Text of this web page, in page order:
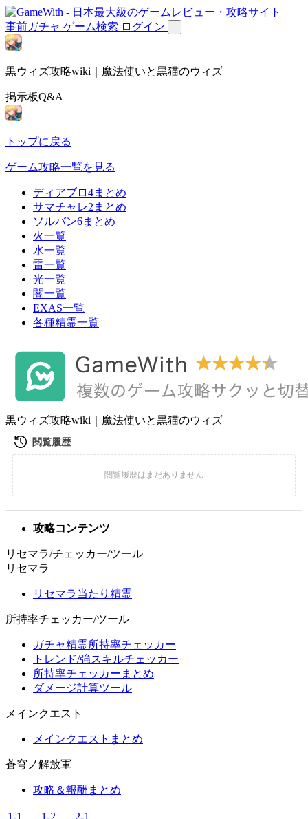
事前ガチャ ゲーム検索 ログイン
黒ウィズ攻略wiki｜魔法使いと黒猫のウィズ
掲示板Q&A
トップに戻る
ゲーム攻略一覧を見る
ディアブロ4まとめ
サマチャレ2まとめ
ソルバン6まとめ
火一覧
水一覧
雷一覧
光一覧
闇一覧
EXAS一覧
各種精霊一覧
黒ウィズ攻略wiki｜魔法使いと黒猫のウィズ
攻略コンテンツ
リセマラ/チェッカー/ツール
リセマラ
リセマラ当たり精霊
所持率チェッカー/ツール
ガチャ精霊所持率チェッカー
トレンド/強スキルチェッカー
所持率チェッカーまとめ
ダメージ計算ツール
メインクエスト
メインクエストまとめ
蒼穹ノ解放軍
攻略＆報酬まとめ
1-1 1-2
2-1